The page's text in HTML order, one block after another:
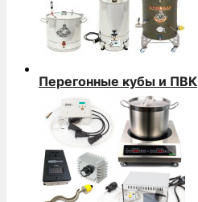
Перегонные кубы и ПВК